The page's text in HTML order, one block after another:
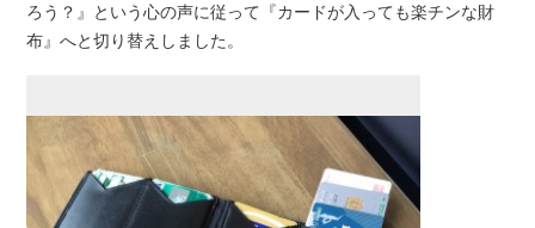
ろう？』という心の声に従って『カードが入っても楽チンな財
布』へと切り替えしました。